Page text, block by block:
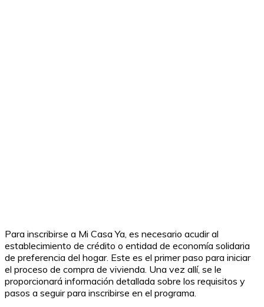
Para inscribirse a Mi Casa Ya, es necesario acudir al
establecimiento de crédito o entidad de economía solidaria
de preferencia del hogar. Este es el primer paso para iniciar
el proceso de compra de vivienda. Una vez allí, se le
proporcionará información detallada sobre los requisitos y
pasos a seguir para inscribirse en el programa.